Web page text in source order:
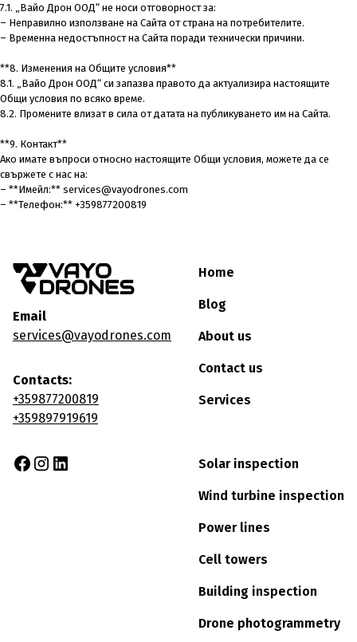
7.1. „Вайо Дрон ООД“ не носи отговорност за:
– Неправилно използване на Сайта от страна на потребителите.
– Временна недостъпност на Сайта поради технически причини.
**8. Изменения на Общите условия**
8.1. „Вайо Дрон ООД“ си запазва правото да актуализира настоящите
Общи условия по всяко време.
8.2. Промените влизат в сила от датата на публикуването им на Сайта.
**9. Контакт**
Ако имате въпроси относно настоящите Общи условия, можете да се
свържете с нас на:
– **Имейл:** services@vayodrones.com
– **Телефон:** +359877200819
Email
services@vayodrones.com
Contacts:
+359877200819
+359897919619
Home
Blog
About us
Contact us
Services
Solar inspection
Wind turbine inspection
Power lines
Cell towers
Building inspection
Drone photogrammetry